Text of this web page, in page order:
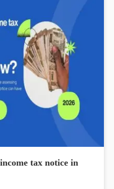
tax notice in